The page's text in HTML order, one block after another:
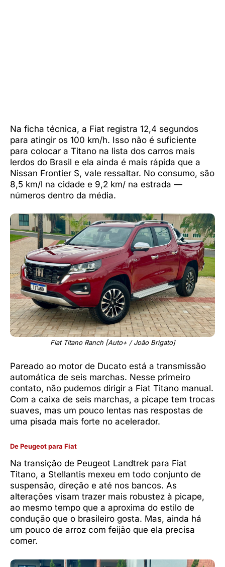
Na ficha técnica, a Fiat registra 12,4 segundos
para atingir os 100 km/h. Isso não é suficiente
para colocar a Titano na lista dos carros mais
lerdos do Brasil e ela ainda é mais rápida que a
Nissan Frontier S, vale ressaltar. No consumo, são
8,5 km/l na cidade e 9,2 km/ na estrada —
números dentro da média.
Fiat Titano Ranch [Auto+ / João Brigato]
Pareado ao motor de Ducato está a transmissão
automática de seis marchas. Nesse primeiro
contato, não pudemos dirigir a Fiat Titano manual.
Com a caixa de seis marchas, a picape tem trocas
suaves, mas um pouco lentas nas respostas de
uma pisada mais forte no acelerador.
De Peugeot para Fiat
Na transição de Peugeot Landtrek para Fiat
Titano, a Stellantis mexeu em todo conjunto de
suspensão, direção e até nos bancos. As
alterações visam trazer mais robustez à picape,
ao mesmo tempo que a aproxima do estilo de
condução que o brasileiro gosta. Mas, ainda há
um pouco de arroz com feijão que ela precisa
comer.